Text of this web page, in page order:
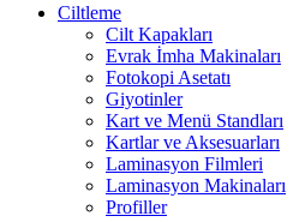
Ciltleme
Cilt Kapakları
Evrak İmha Makinaları
Fotokopi Asetatı
Giyotinler
Kart ve Menü Standları
Kartlar ve Aksesuarları
Laminasyon Filmleri
Laminasyon Makinaları
Profiller